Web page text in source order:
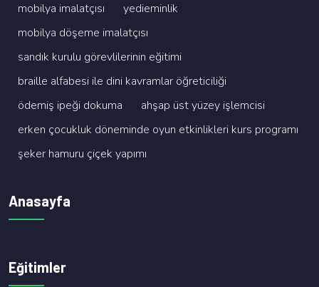
mobi̇lya i̇malatçisi
yedi̇emi̇nli̇k
mobi̇lya döşeme i̇malatçisi
sandik kurulu görevli̇leri̇ni̇n eği̇ti̇mi̇
brai̇lle alfabesi̇ i̇le di̇ni̇ kavramlar öğreti̇ci̇li̇ği̇
ödemi̇ş i̇peği̇ dokuma
ahşap üst yüzey i̇şlemci̇si̇
erken çocukluk dönemi̇nde oyun etki̇nli̇kleri̇ kurs programi
şeker hamuru çi̇çek yapimi
Anasayfa
Eğitimler